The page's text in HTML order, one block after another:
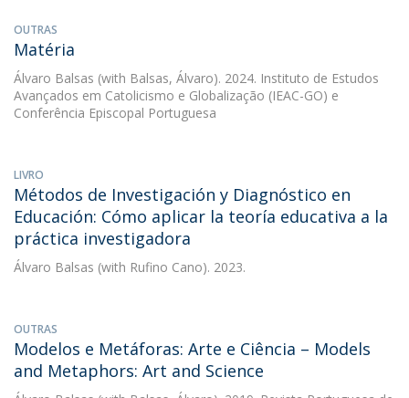
OUTRAS
Matéria
Álvaro Balsas (with Balsas, Álvaro). 2024. Instituto de Estudos
Avançados em Catolicismo e Globalização (IEAC-GO) e
Conferência Episcopal Portuguesa
LIVRO
Métodos de Investigación y Diagnóstico en
Educación: Cómo aplicar la teoría educativa a la
práctica investigadora
Álvaro Balsas (with Rufino Cano). 2023.
OUTRAS
Modelos e Metáforas: Arte e Ciência – Models
and Metaphors: Art and Science